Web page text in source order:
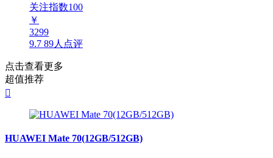
关注指数100
￥
3299
9.7 89人点评
点击查看更多
超值推荐

HUAWEI Mate 70(12GB/512GB)